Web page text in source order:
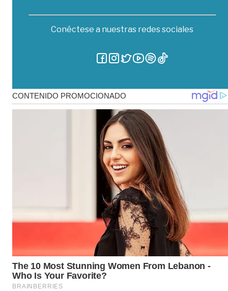
Conéctese a nuestras redes sociales